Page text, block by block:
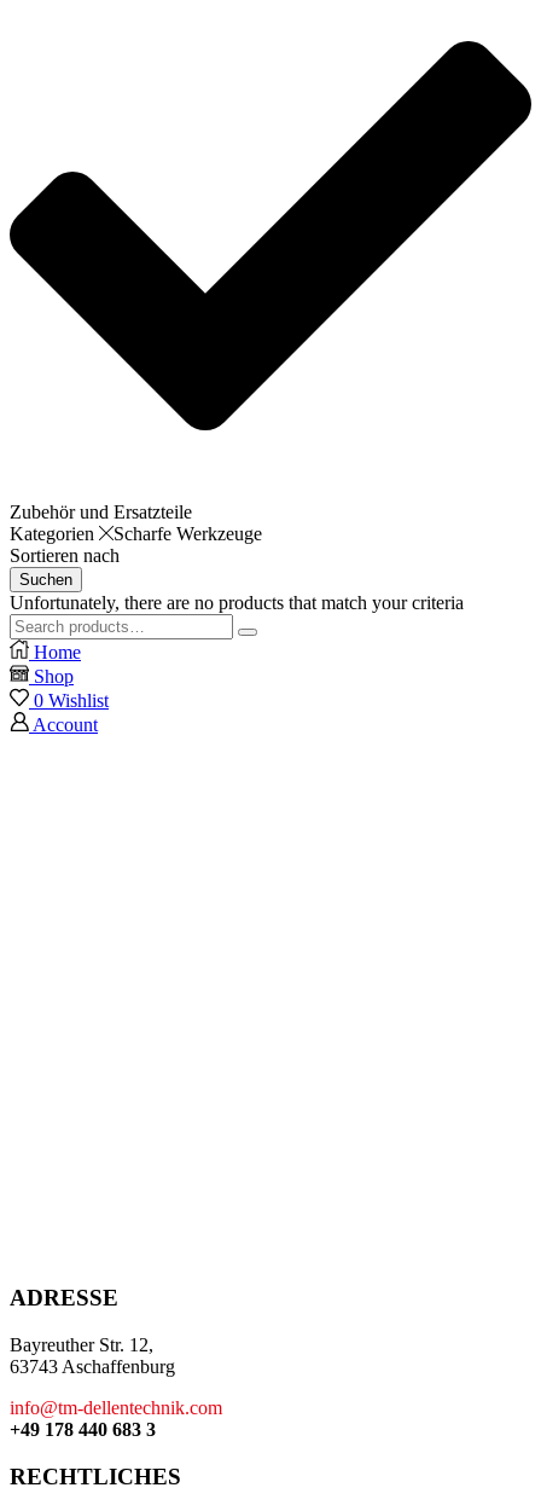
Zubehör und Ersatzteile
Kategorien
Scharfe Werkzeuge
Sortieren nach
Suchen
Unfortunately, there are no products that match your criteria
Search
for:
Search
Home
Shop
0 Wishlist
Account
ADRESSE
Bayreuther Str. 12,
63743 Aschaffenburg
info@tm-dellentechnik.com
+49 178 440 683 3
RECHTLICHES